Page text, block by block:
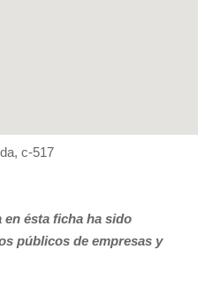
c-517
ésta ficha ha sido
públicos de empresas y